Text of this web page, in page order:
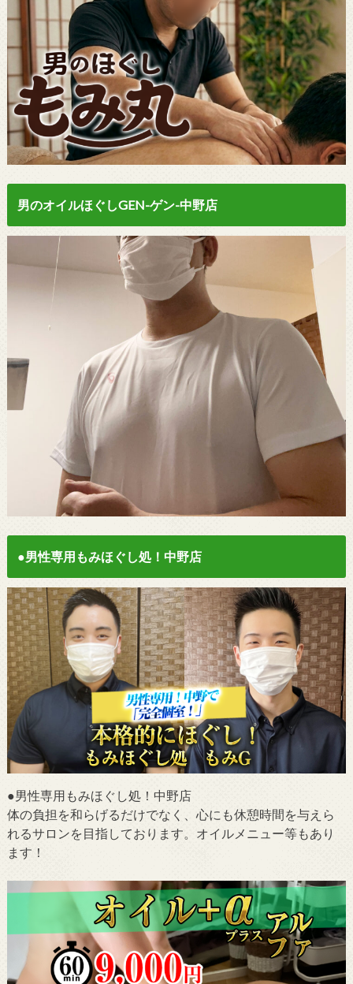
男のオイルほぐしGEN-ゲン-中野店
●男性専用もみほぐし処！中野店
●男性専用もみほぐし処！中野店
体の負担を和らげるだけでなく、心にも休憩時間を与えら
れるサロンを目指しております。オイルメニュー等もあり
ます！